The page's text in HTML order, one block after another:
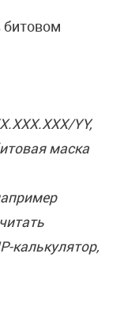
битовом
YY,
маска
калькулятор,